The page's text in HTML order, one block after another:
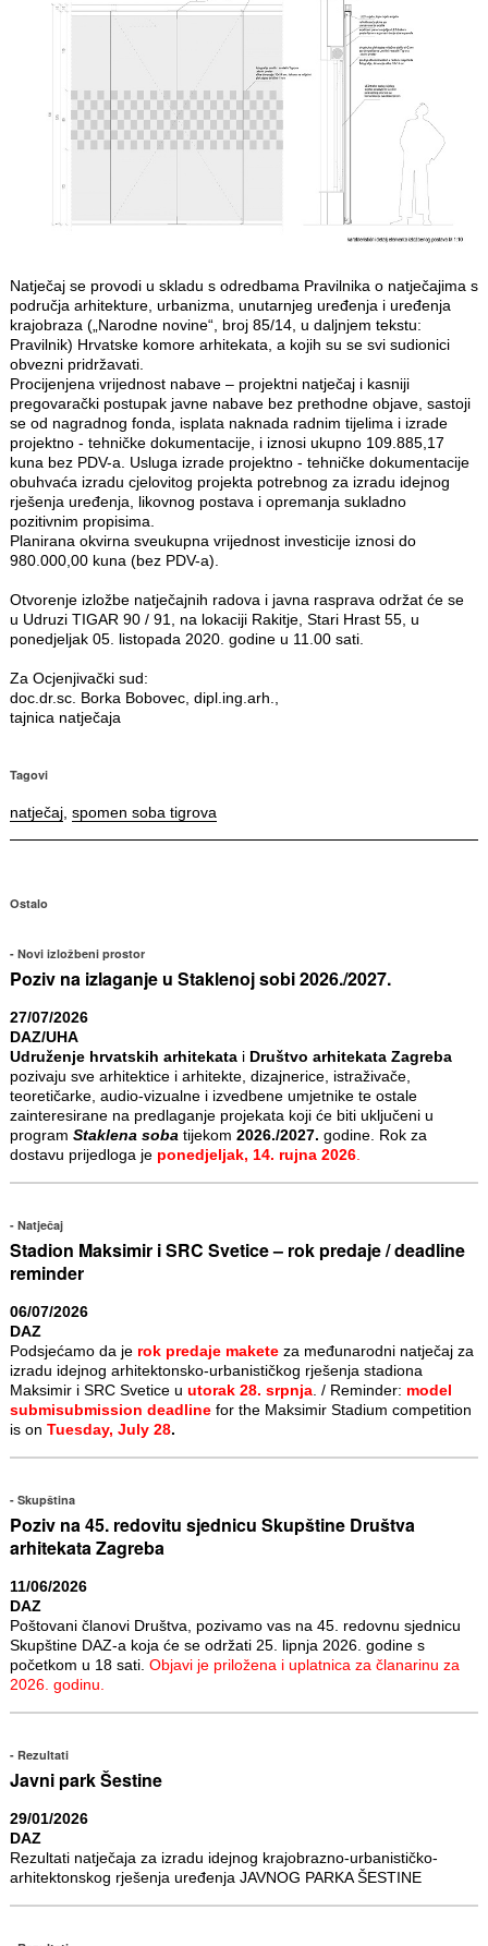
Natječaj se provodi u skladu s odredbama Pravilnika o natječajima s
područja arhitekture, urbanizma, unutarnjeg uređenja i uređenja
krajobraza („Narodne novine“, broj 85/14, u daljnjem tekstu:
Pravilnik) Hrvatske komore arhitekata, a kojih su se svi sudionici
obvezni pridržavati.
Procijenjena vrijednost nabave – projektni natječaj i kasniji
pregovarački postupak javne nabave bez prethodne objave, sastoji
se od nagradnog fonda, isplata naknada radnim tijelima i izrade
projektno - tehničke dokumentacije, i iznosi ukupno 109.885,17
kuna bez PDV-a. Usluga izrade projektno - tehničke dokumentacije
obuhvaća izradu cjelovitog projekta potrebnog za izradu idejnog
rješenja uređenja, likovnog postava i opremanja sukladno
pozitivnim propisima.
Planirana okvirna sveukupna vrijednost investicije iznosi do
980.000,00 kuna (bez PDV-a).
Otvorenje izložbe natječajnih radova i javna rasprava održat će se
u Udruzi TIGAR 90 / 91, na lokaciji Rakitje, Stari Hrast 55, u
ponedjeljak 05. listopada 2020. godine u 11.00 sati.
Za Ocjenjivački sud:
doc.dr.sc. Borka Bobovec, dipl.ing.arh.,
tajnica natječaja
Tagovi
natječaj, spomen soba tigrova
Ostalo
Novi izložbeni prostor
Poziv na izlaganje u Staklenoj sobi 2026./2027.
27/07/2026
DAZ/UHA
Udruženje hrvatskih arhitekatai Društvo arhitekata Zagreba
pozivaju sve arhitektice i arhitekte, dizajnerice, istraživače,
teoretičarke, audio-vizualne i izvedbene umjetnike te ostale
zainteresirane na predlaganje projekata koji će biti uključeni u
program Staklena sobatijekom 2026./2027. godine. Rok za
dostavu prijedloga je ponedjeljak, 14. rujna 2026.
Natječaj
Stadion Maksimir i SRC Svetice – rok predaje / deadline
reminder
06/07/2026
DAZ
Podsjećamo da je rok predaje maketeza međunarodni natječaj za
izradu idejnog arhitektonsko-urbanističkog rješenja stadiona
Maksimir i SRC Svetice u utorak 28. srpnja. / Reminder: model
submisubmission deadlinefor the Maksimir Stadium competition
is on Tuesday, July 28.
Skupština
Poziv na 45. redovitu sjednicu Skupštine Društva
arhitekata Zagreba
11/06/2026
DAZ
Poštovani članovi Društva, pozivamo vas na 45. redovnu sjednicu
Skupštine DAZ-a koja će se održati 25. lipnja 2026. godine s
početkom u 18 sati. Objavi je priložena i uplatnica za članarinu za
2026. godinu.
Rezultati
Javni park Šestine
29/01/2026
DAZ
Rezultati natječaja za izradu idejnog krajobrazno-urbanističko-
arhitektonskog rješenja uređenja JAVNOG PARKA ŠESTINE